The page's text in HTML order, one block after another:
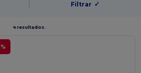
Filtrar ✓
4 resultados.